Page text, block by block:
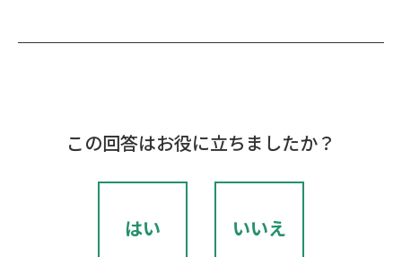
この回答はお役に立ちましたか？
はい いいえ